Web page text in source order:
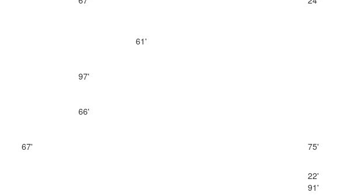
61'
97'
66'
67'
75'
22'
91'